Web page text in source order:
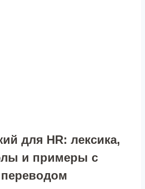
для HR: лексика,
и примеры с
переводом